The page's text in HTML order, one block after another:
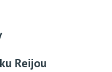
Reijou